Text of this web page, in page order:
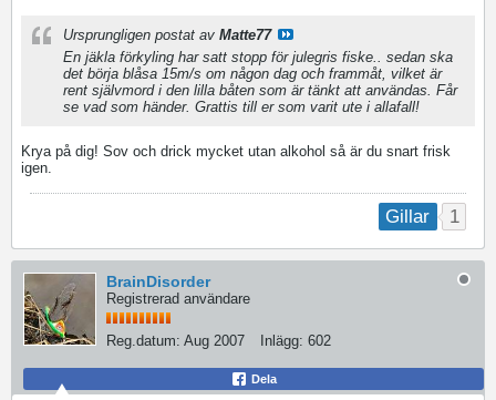
Ursprungligen postat av Matte77
En jäkla förkyling har satt stopp för julegris fiske.. sedan ska
det börja blåsa 15m/s om någon dag och frammåt, vilket är
rent självmord i den lilla båten som är tänkt att användas. Får
se vad som händer. Grattis till er som varit ute i allafall!
Krya på dig! Sov och drick mycket utan alkohol så är du snart frisk
igen.
Gillar 1
BrainDisorder
Registrerad användare
Reg.datum: Aug 2007 Inlägg: 602
Dela